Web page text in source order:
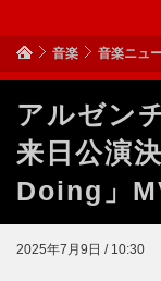
音楽 音楽ニュ
アルゼン
来日公演
Doing」
2025年7月9日 / 10:30